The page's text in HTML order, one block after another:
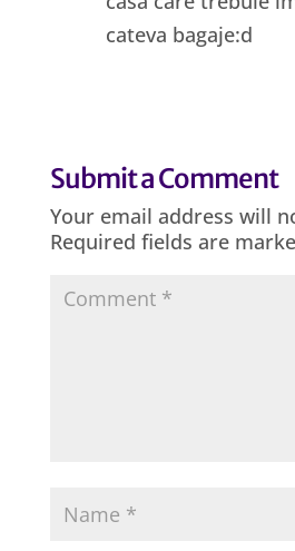
cateva bagaje:d
Submit a Comment
Your email address will
Required fields are